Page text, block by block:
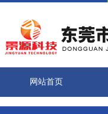
网站首页